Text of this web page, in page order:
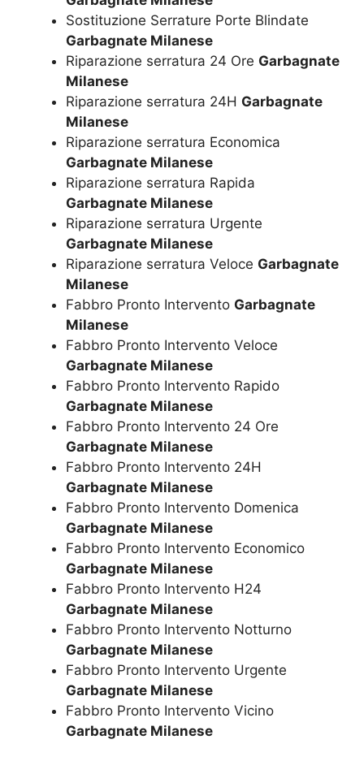
Sostituzione Serrature Porte Blindate
Garbagnate Milanese
Riparazione serratura 24 Ore Garbagnate
Milanese
Riparazione serratura 24H Garbagnate
Milanese
Riparazione serratura Economica
Garbagnate Milanese
Riparazione serratura Rapida
Garbagnate Milanese
Riparazione serratura Urgente
Garbagnate Milanese
Riparazione serratura Veloce Garbagnate
Milanese
Fabbro Pronto Intervento Garbagnate
Milanese
Fabbro Pronto Intervento Veloce
Garbagnate Milanese
Fabbro Pronto Intervento Rapido
Garbagnate Milanese
Fabbro Pronto Intervento 24 Ore
Garbagnate Milanese
Fabbro Pronto Intervento 24H
Garbagnate Milanese
Fabbro Pronto Intervento Domenica
Garbagnate Milanese
Fabbro Pronto Intervento Economico
Garbagnate Milanese
Fabbro Pronto Intervento H24
Garbagnate Milanese
Fabbro Pronto Intervento Notturno
Garbagnate Milanese
Fabbro Pronto Intervento Urgente
Garbagnate Milanese
Fabbro Pronto Intervento Vicino
Garbagnate Milanese